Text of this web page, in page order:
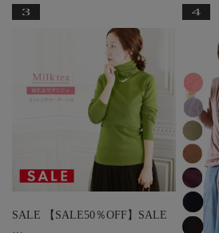
SALE 【SALE50％OFF】SALE